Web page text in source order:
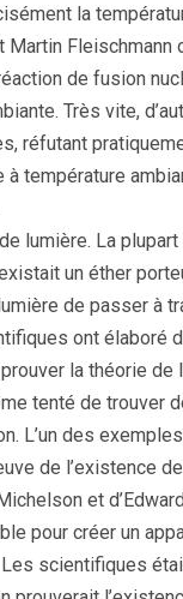
la
Martin Fleischmann
de fusion
Très vite,
réfutant
à température
lumière. La
un éther
de passer à
ont élaboré
la théorie de
tenté de trouver
L’un des
de l’existence
et
pour créer un
scientifiques